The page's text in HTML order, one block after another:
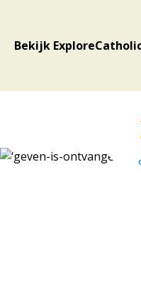
Bekijk